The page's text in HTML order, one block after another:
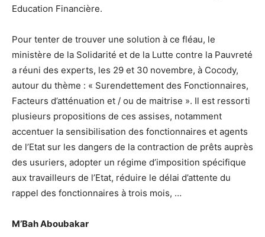
Education Financière.
Pour tenter de trouver une solution à ce fléau, le
ministère de la Solidarité et de la Lutte contre la Pauvreté
a réuni des experts, les 29 et 30 novembre, à Cocody,
autour du thème : « Surendettement des Fonctionnaires,
Facteurs d’atténuation et / ou de maitrise ». Il est ressorti
plusieurs propositions de ces assises, notamment
accentuer la sensibilisation des fonctionnaires et agents
de l’Etat sur les dangers de la contraction de prêts auprès
des usuriers, adopter un régime d’imposition spécifique
aux travailleurs de l’Etat, réduire le délai d’attente du
rappel des fonctionnaires à trois mois, …
M’Bah Aboubakar